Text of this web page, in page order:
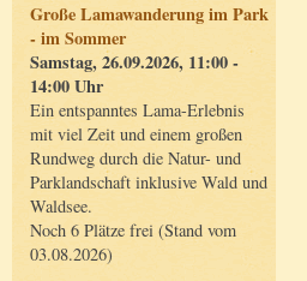
Große Lamawanderung im Park
- im Sommer
Samstag, 26.09.2026, 11:00 -
14:00 Uhr
Ein entspanntes Lama-Erlebnis
mit viel Zeit und einem großen
Rundweg durch die Natur- und
Parklandschaft inklusive Wald und
Waldsee.
Noch 6 Plätze frei (Stand vom
03.08.2026)